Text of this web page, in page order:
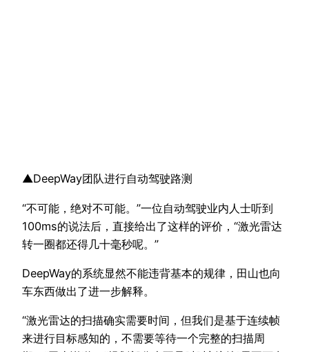
▲DeepWay团队进行自动驾驶路测
“不可能，绝对不可能。”一位自动驾驶业内人士听到
100ms的说法后，直接给出了这样的评价，“激光雷达
转一圈都还得几十毫秒呢。”
DeepWay的系统显然不能违背基本的规律，田山也向
车东西做出了进一步解释。
“激光雷达的扫描确实需要时间，但我们是基于连续帧
来进行目标感知的，不需要等待一个完整的扫描周